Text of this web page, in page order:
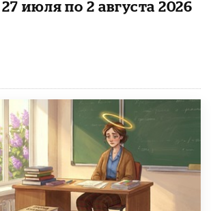
июля по 2 августа 2026